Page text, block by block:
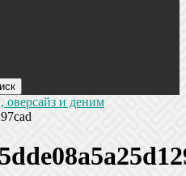
оверсайз и деним